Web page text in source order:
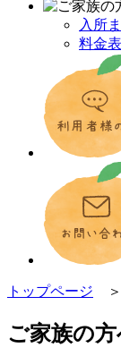
入所
料金表
トップページ ＞
ご家族の